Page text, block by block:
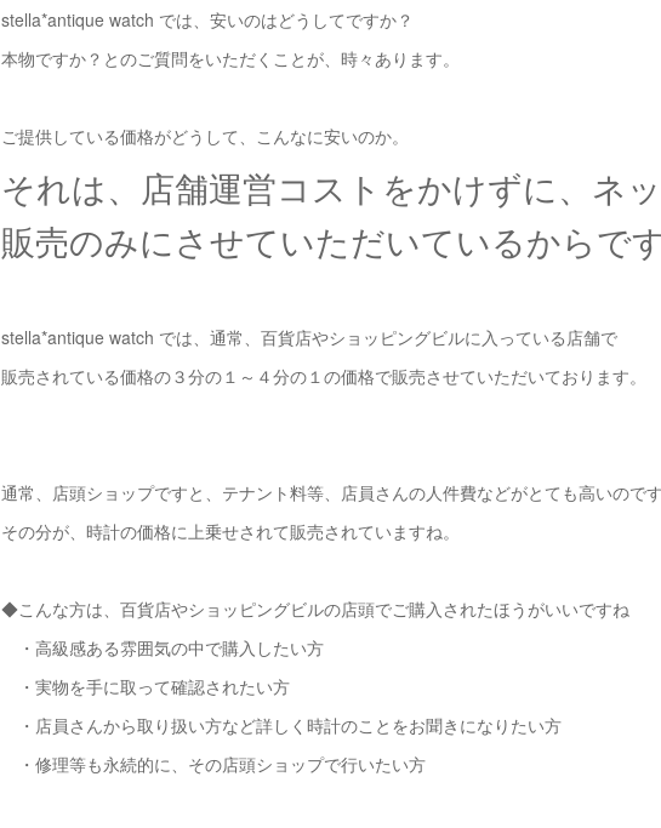
stella*antique watch では、安いのはどうしてですか？
本物ですか？とのご質問をいただくことが、時々あります。
ご提供している価格がどうして、こんなに安いのか。
それは、店舗運営コストをかけずに、ネ
販売のみにさせていただいているからです
stella*antique watch では、通常、百貨店やショッピングビルに入っている店舗で
販売されている価格の３分の１～４分の１の価格で販売させていただいております。
通常、店頭ショップですと、テナント料等、店員さんの人件費などがとても高いのです
その分が、時計の価格に上乗せされて販売されていますね。
◆こんな方は、百貨店やショッピングビルの店頭でご購入されたほうがいいですね
・高級感ある雰囲気の中で購入したい方
・実物を手に取って確認されたい方
・店員さんから取り扱い方など詳しく時計のことをお聞きになりたい方
・修理等も永続的に、その店頭ショップで行いたい方